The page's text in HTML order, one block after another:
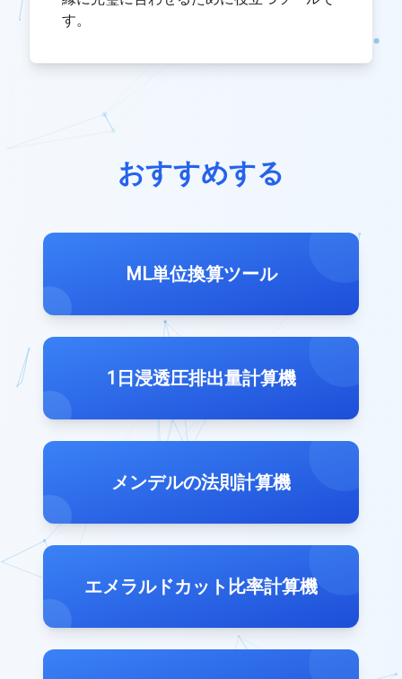
す。
おすすめする
ML単位換算ツール
1日浸透圧排出量計算機
メンデルの法則計算機
エメラルドカット比率計算機